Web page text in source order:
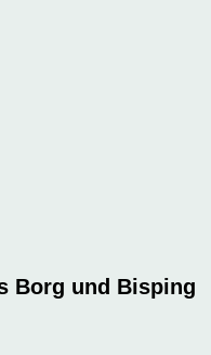
Borg und Bisping